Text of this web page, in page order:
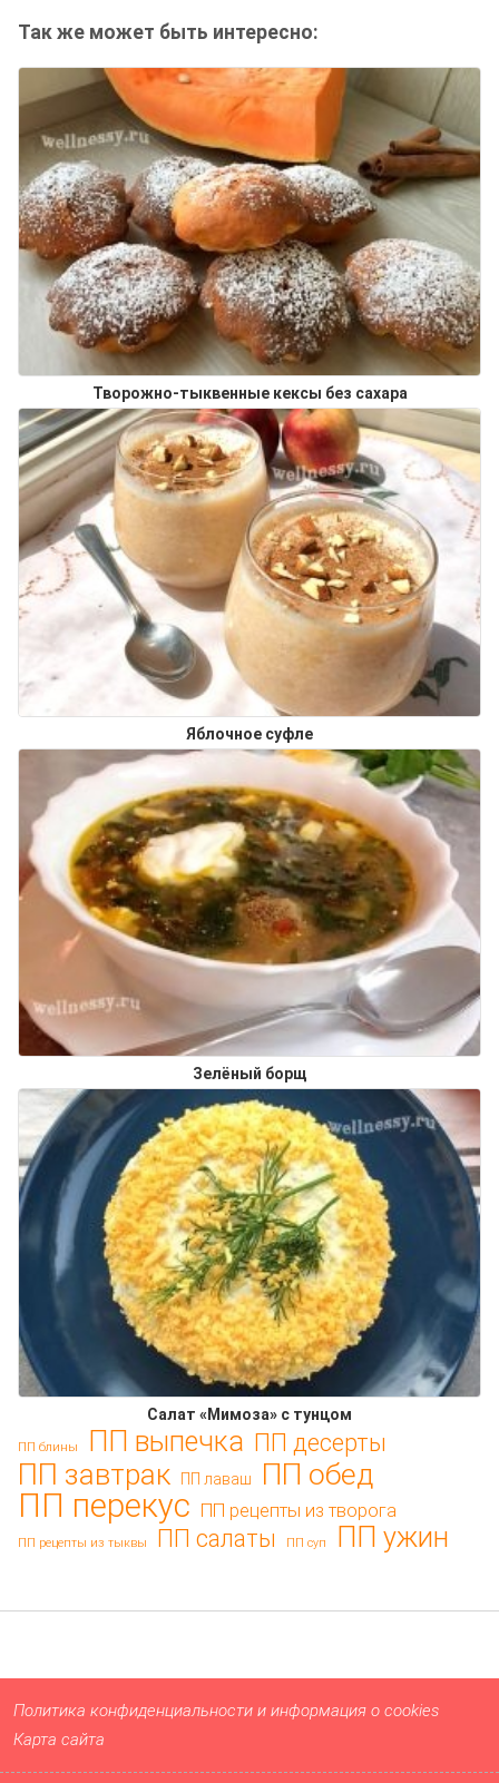
Так же может быть интересно:
Творожно-тыквенные кексы без сахара
Яблочное суфле
Зелёный борщ
Салат «Мимоза» с тунцом
ПП блины ПП выпечка ПП десерты
ПП завтрак ПП лаваш ПП обед
ПП перекус ПП рецепты из творога
ПП рецепты из тыквы ПП салаты ПП суп ПП ужин
Политика конфиденциальности и информация о cookies
Карта сайта